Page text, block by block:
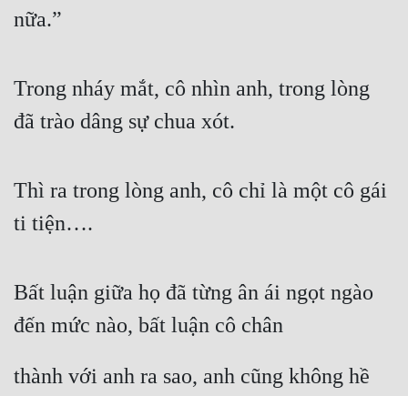
nữa.”
Trong nháy mắt, cô nhìn anh, trong lòng
đã trào dâng sự chua xót.
Thì ra trong lòng anh, cô chỉ là một cô gái
ti tiện….
Bất luận giữa họ đã từng ân ái ngọt ngào
đến mức nào, bất luận cô chân
thành với anh ra sao, anh cũng không hề